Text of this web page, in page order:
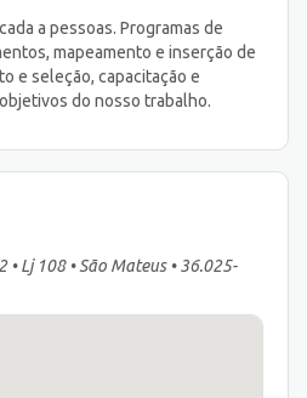
a pessoas. Programas de
mapeamento e inserção de
e seleção, capacitação e
do nosso trabalho.
Lj 108 • São Mateus • 36.025-